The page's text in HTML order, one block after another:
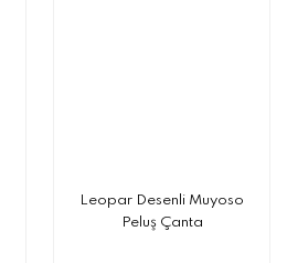
Leopar Desenli Muyoso
Peluş Çanta